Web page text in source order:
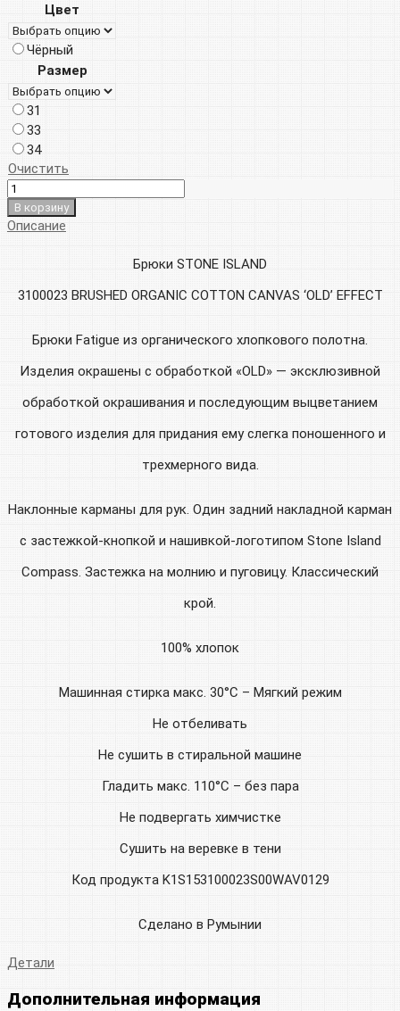
Цвет
Чёрный
Размер
31
33
34
Очистить
В корзину
Описание
Брюки STONE ISLAND
3100023 BRUSHED ORGANIC COTTON CANVAS ‘OLD’ EFFECT
Брюки Fatigue из органического хлопкового полотна.
Изделия окрашены с обработкой «OLD» — эксклюзивной
обработкой окрашивания и последующим выцветанием
готового изделия для придания ему слегка поношенного и
трехмерного вида.
Наклонные карманы для рук. Один задний накладной карман
с застежкой-кнопкой и нашивкой-логотипом Stone Island
Compass. Застежка на молнию и пуговицу. Классический
крой.
100% хлопок
Машинная стирка макс. 30°C – Мягкий режим
Не отбеливать
Не сушить в стиральной машине
Гладить макс. 110°C – без пара
Не подвергать химчистке
Сушить на веревке в тени
Код продукта K1S153100023S00WAV0129
Сделано в Румынии
Детали
Дополнительная информация